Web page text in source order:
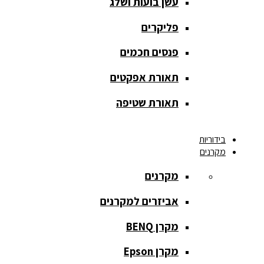
מסך הקרנה
roll up
מסך הקרנה
חצובה
ידני
מסך הקרנה
מסך הקרנה
קבוע
פליקרים
פנסים חכמים
תאורת אפקטים
תאורת שטיפה
בידוריות
מקרנים
מקרנים
אביזרים למקרנים
מקרן BENQ
מקרן Epson